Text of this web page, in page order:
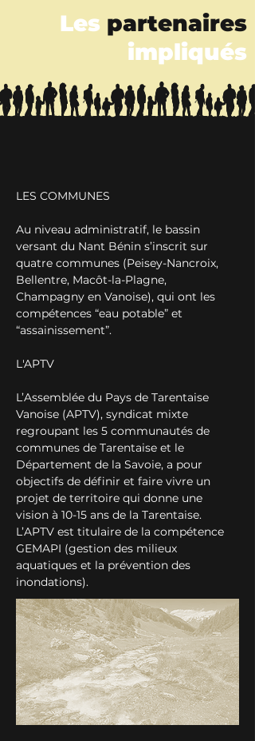
Les partenaires
impliqués
LES COMMUNES
Au niveau administratif, le bassin
versant du Nant Bénin s’inscrit sur
quatre communes (Peisey-Nancroix,
Bellentre, Macôt-la-Plagne,
Champagny en Vanoise), qui ont les
compétences “eau potable” et
“assainissement”.
L'APTV
L’Assemblée du Pays de Tarentaise
Vanoise (APTV), syndicat mixte
regroupant les 5 communautés de
communes de Tarentaise et le
Département de la Savoie, a pour
objectifs de définir et faire vivre un
projet de territoire qui donne une
vision à 10-15 ans de la Tarentaise.
L’APTV est titulaire de la compétence
GEMAPI (gestion des milieux
aquatiques et la prévention des
inondations).